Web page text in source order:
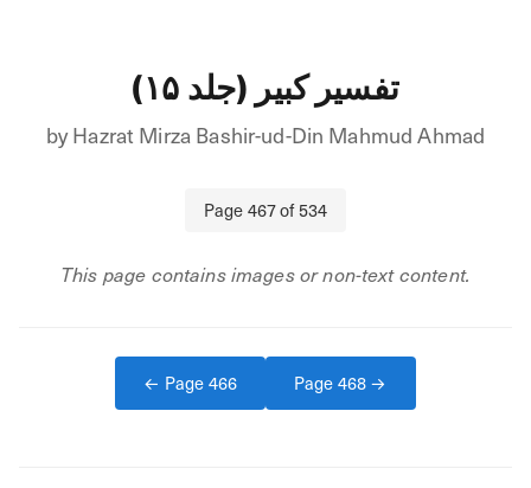
تفسیر کبیر (جلد ۱۵)
byHazrat Mirza Bashir-ud-Din Mahmud Ahmad
Page467of534
This page contains images or non-text content.
← Page466 Page468→